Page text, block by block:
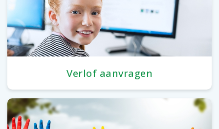
Verlof aanvragen